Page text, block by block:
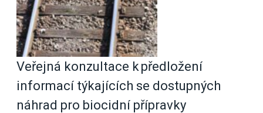
Veřejná konzultace k předložení
informací týkajících se dostupných
náhrad pro biocidní přípravky